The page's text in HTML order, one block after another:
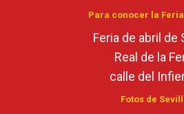
Para conocer la Feria
Feria de abril de
Real de la
calle del
Fotos de